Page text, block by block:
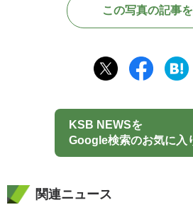
この写真の記事
KSB NEWSを
Google検索のお気に入
関連ニュース